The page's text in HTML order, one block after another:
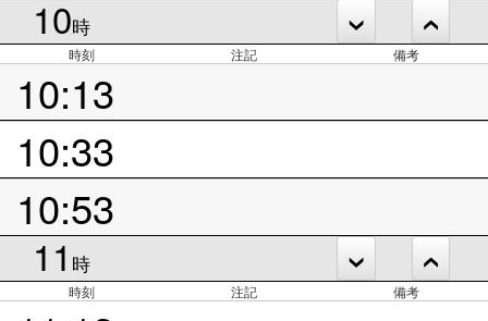
10時
時刻 注記 備考
10:13
10:33
10:53
11 時
時刻 注記 備考